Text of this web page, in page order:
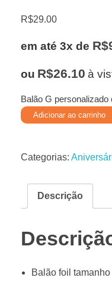
R$29.00
em até 3x de R$
ou R$26.10 à
Balão G personalizado
Adicionar ao carrinho
Categorias:
Descrição
Balão foil